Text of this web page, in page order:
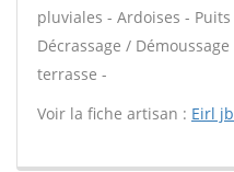
pluviales - Ardoises -
Décrassage /
terrasse -
Voir la fiche artisan : Eirl